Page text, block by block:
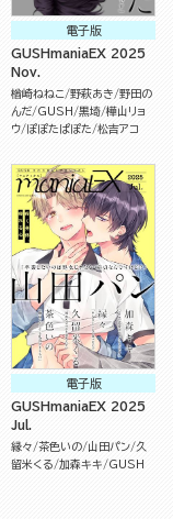
電子版
GUSHmaniaEX 2025
Nov.
楢崎ねねこ 野萩あき 野田の
んだ GUSH 黒埼 樺山リョ
ウ ぽぽたぱぽた 松吉アコ
電子版
GUSHmaniaEX 2025
Jul.
縁々 茶色いの 山田パン 久
留米くる 加森キキ GUSH